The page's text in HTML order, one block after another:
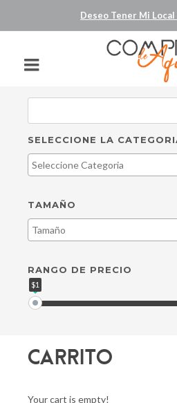
Deseo Tener Mi
SELECCIONE LA
TAMAÑO
RANGO DE PRECIO
$1
Carrito
Your cart is empty!